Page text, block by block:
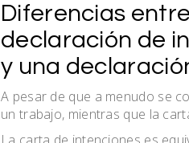
Diferencias
declaración de
y una
A pesar de que a menudo se
un trabajo, mientras que la